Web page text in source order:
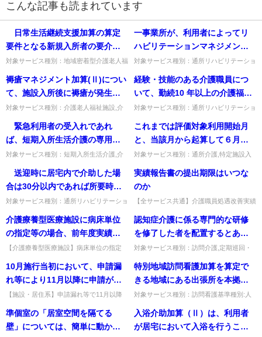
こんな記事も読まれています
日常生活継続支援加算の算定
要件となる新規入所者の要介護
度や日常生活自立度について、
入所後に変更があった場合は、
入所時点のものと加算の算定月
対象サービス種別：地域密着型介護老人福
続支援加算」の見直し関係」質問 日常
生活継続支援加算の算定要件...
一事業所が、利用者によってリ
ハビリテーションマネジメント
加算(Ａ)イ又はロ若しくは(Ｂ)イ
又はロを取得するということは
可能か。
対象サービス種別：通所リハビリテーショ
ンマネジメント加算」質問一事業所が、利
用者によってリハビリテーシ...
褥瘡マネジメント加算(Ⅱ)につい
て、施設入所後に褥瘡が発生
し、治癒後に再発がなければ、
加算の算定は可能か。
対象サービス種別：介護老人福祉施設,介
護老人福祉施設,看護小規模多機能型居宅
介護基準種別:介護報酬「...
経験・技能のある介護職員につ
いて、勤続10 年以上の介護福祉
士を基本とし、介護福祉士の資
格を有することを要件としつ
つ、勤続10 年の考え方について
こととされているが、どのよう
に考えるのか。
対象サービス種別：通所リハビリテーショ
応型通所介護,短期入所生活介護,短期入所
療養介護,訪問介護,...
緊急利用者の受入れであれ
ば、短期入所生活介護の専用居
室や特別養護老人ホームの空床
を利用する場合のほか、静養室
でも緊急短期入所受入加算を算
対象サービス種別：短期入所生活介護,介
酬「緊急時における基準緩和」質問 緊急
利用者の受入れであれば、短...
これまでは評価対象利用開始月
と、当該月から起算して６月目
の値で評価していたが、今回の
改正で評価対象利用開始月の翌
月から起算して６月目となった
うことか。
対象サービス種別：通所介護,特定施設入
型通所介護,認知症対応型通所介護,地域密
着型特定施設入居者生活...
送迎時に居宅内で介助した場
合は30分以内であれば所要時間
に参入してもよいとあるが、同
一建物又は同一敷地内の有料老
人ホーム等に居住している利用
内介助した場合も対象とするこ
とでよいか。
対象サービス種別：通所リハビリテーショ
居宅内介助等の評価」質問 送迎時に居宅
内で介助した場合は30分...
実績報告書の提出期限はいつな
のか
【全サービス共通】介護職員処遇改善実績
翌々月末まで（例：3月提供分は5月支払
→7月末が期限）。出典：平成...
介護療養型医療施設に病床単位
の指定等の場合、前年度実績に
よりがたいものとして、入院定
員の90％で計算してよいか。
【介護療養型医療施設】病床単位の指定
数はどう考えるか。人員配置は病棟全体で
考え、入院患者数も病棟全体の...
認知症介護に係る専門的な研修
を修了した者を配置するとある
が、「配置」の考え方如何。常
勤要件等はあるか。
対象サービス種別：訪問介護,定期巡回・
介護,介護予防訪問入浴介護,訪問入浴介護,
介護予防特定施設入居者...
10月施行当初において、申請漏
れ等により11月以降に申請があ
った場合に、10月1日に遡及して
補足給付を支払う例外を設ける
ことができないか。
【施設・居住系】申請漏れ等で11月以降
補足給付を支払えるか。やむを得ない場合
は特例で支給可（償還払い...
特別地域訪問看護加算を算定で
きる地域にある出張所を本拠地
として訪問看護を行う従業者に
ついて、准看護婦1人の配置でも
差し支えないか。
対象サービス種別：訪問看護基準種別:人
訪問看護加算を算定できる地域にある出張
所を本拠地として訪問看護を...
準個室の「居室空間を隔てる
壁」については、簡単に動かす
入浴介助加算（Ⅱ）は、利用者
が居宅において入浴を行うこと